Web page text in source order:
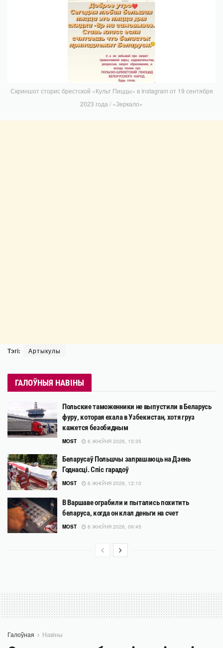
Скриншот сторис брестской «Культ Пиццы» в Instagram от 19 сентября
2023 года / «Зеркало»
Тэгі: Артыкулы
ГАЛОЎНЫЯ НАВІНЫ
Польские таможенники не выпустили в Беларусь
фуру, которая ехала в Узбекистан, хотя груз
кажется безобидным
MOST 6 ЖНІЎНЯ 2026, 15:35
Беларусаў Польшчы запрашаюць на Дзень
Годнасці. Спіс гарадоў
MOST 6 ЖНІЎНЯ 2026, 12:10
В Варшаве ограбили и пытались похитить
беларуса, когда он клал деньги на счет
MOST 6 ЖНІЎНЯ 2026, 09:45
Галоўная Навіны